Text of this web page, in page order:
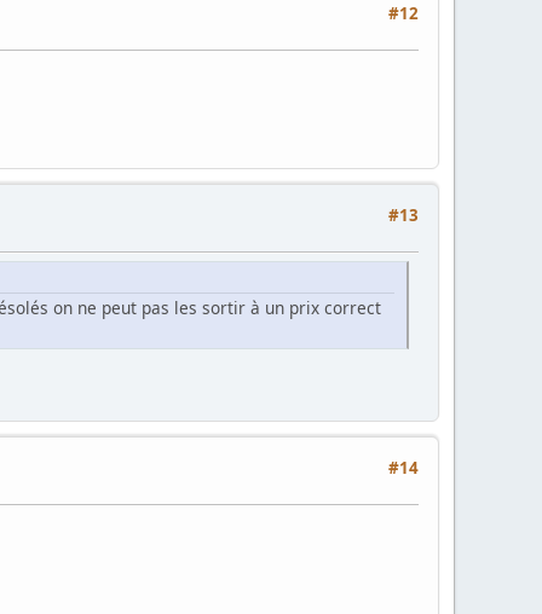
#12
#13
on ne peut pas les sortir à un prix correct
#14